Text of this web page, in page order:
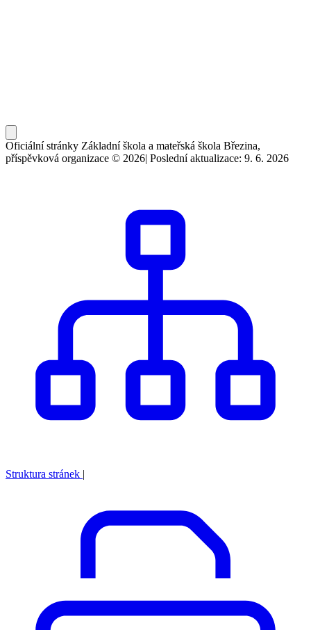
Oficiální stránky Základní škola a mateřská škola Březina,
příspěvková organizace © 2026| Poslední aktualizace: 9. 6. 2026
Struktura stránek |